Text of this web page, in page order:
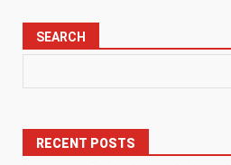
SEARCH
RECENT POSTS